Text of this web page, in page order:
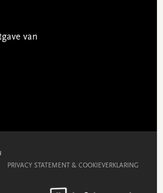
van
PRIVACY STATEMENT & COOKIEVERKLARING